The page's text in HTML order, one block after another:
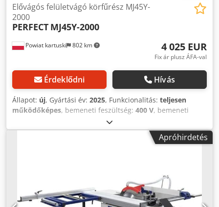
Powiat kartuski 802 km
Elővágós felületvágó körfűrész MJ45Y-
2000
PERFECT MJ45Y-2000
4 025 EUR
Fix ár plusz ÁFA-val
Érdeklődni Hívás
Állapot: új, Gyártási év: 2025, Funkcionalitás: teljesen
működőképes, bemeneti feszültség: 400 V, bemeneti
, bemeneti áram típusa:
vágási magasság (max.):85 mm, vágási szélesség (max.):
, fűrészlap
dokumentáció / kézikönyv, fűrészlap védőburkolat
Model: MJ45Y 2000 Márka: PERFECT, LENGYELORSZÁG – CE
tanúsítvány – Használati útmutató magyar nyelven –
Apróhirdetés